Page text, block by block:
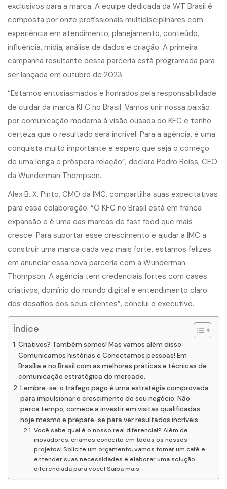
exclusivos para a marca. A equipe dedicada da WT Brasil é
composta por onze profissionais multidisciplinares com
experiência em atendimento, planejamento, conteúdo,
influência, mídia, análise de dados e criação. A primeira
campanha resultante desta parceria está programada para
ser lançada em outubro de 2023.
“Estamos entusiasmados e honrados pela responsabilidade
de cuidar da marca KFC no Brasil. Vamos unir nossa paixão
por comunicação moderna à visão ousada do KFC e tenho
certeza que o resultado será incrível. Para a agência, é uma
conquista muito importante e espero que seja o começo
de uma longa e próspera relação”, declara Pedro Reiss, CEO
da Wunderman Thompson.
Alex B. X. Pinto, CMO da IMC, compartilha suas expectativas
para essa colaboração: “O KFC no Brasil está em franca
expansão e é uma das marcas de fast food que mais
cresce. Para suportar esse crescimento e ajudar a IMC a
construir uma marca cada vez mais forte, estamos felizes
em anunciar essa nova parceria com a Wunderman
Thompson. A agência tem credenciais fortes com cases
criativos, domínio do mundo digital e entendimento claro
dos desafios dos seus clientes”, conclui o executivo.
Índice
Criativos? Também somos! Mas vamos além disso:
Comunicamos histórias e Conectamos pessoas! Em
Brasília e no Brasil com as melhores práticas e técnicas de
comunicação estratégica do mercado.
Lembre-se: o tráfego pago é uma estratégia comprovada
para impulsionar o crescimento do seu negócio. Não
perca tempo, comece a investir em visitas qualificadas
hoje mesmo e prepare-se para ver resultados incríveis.
Você sabe qual é o nosso real diferencial? Além de
inovadores, criamos conceito em todos os nossos
projetos! Solicite um orçamento, vamos tomar um café e
entender suas necessidades e elaborar uma solução
diferenciada para você! Saiba mais.